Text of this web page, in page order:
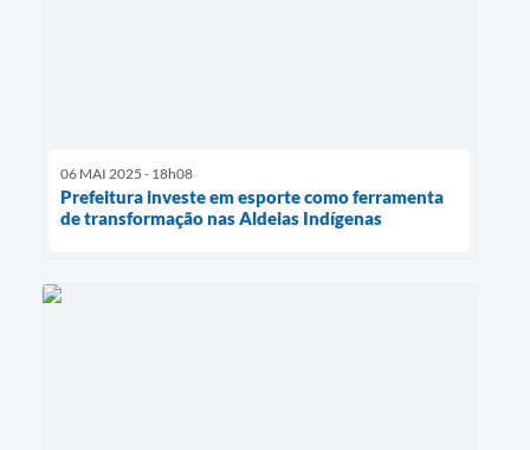
06 MAI 2025 - 18h08
Prefeitura investe em esporte como ferramenta
de transformação nas Aldeias Indígenas